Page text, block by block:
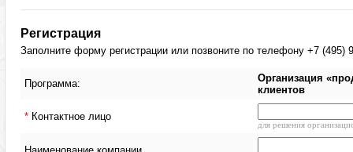
Регистрация
Заполните форму регистрации или позвоните по телефону +7 (495)